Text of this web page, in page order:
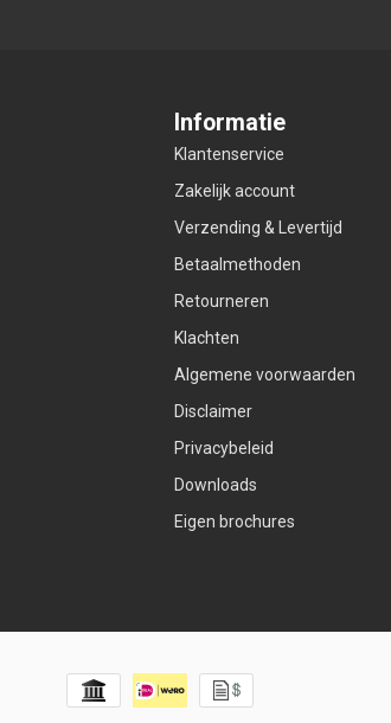
Informatie
Klantenservice
Zakelijk account
Verzending & Levertijd
Betaalmethoden
Retourneren
Klachten
Algemene voorwaarden
Disclaimer
Privacybeleid
Downloads
Eigen brochures